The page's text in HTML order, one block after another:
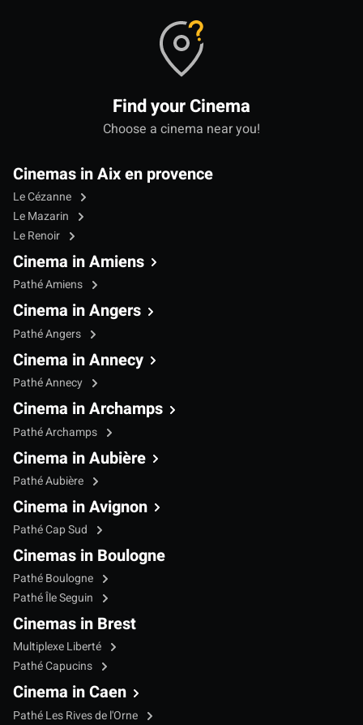
Find your Cinema
Choose a cinema near you!
Cinemas in Aix en provence
Le Cézanne
Le Mazarin
Le Renoir
Cinema in Amiens
Pathé Amiens
Cinema in Angers
Pathé Angers
Cinema in Annecy
Pathé Annecy
Cinema in Archamps
Pathé Archamps
Cinema in Aubière
Pathé Aubière
Cinema in Avignon
Pathé Cap Sud
Cinemas in Boulogne
Pathé Boulogne
Pathé Île Seguin
Cinemas in Brest
Multiplexe Liberté
Pathé Capucins
Cinema in Caen
Pathé Les Rives de l'Orne